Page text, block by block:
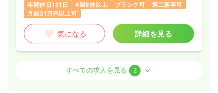
年間休日131日
4週8休以上 ブランク可
第二新卒可
月給31万円以上可
気になる 詳細を見る
正・准看護師すべての求人を見る 2